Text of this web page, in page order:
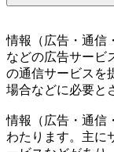
情報（広告・通信
などの広告サービ
の通信サービスを
場合などに必要と
情報（広告・通信
わたります。主に